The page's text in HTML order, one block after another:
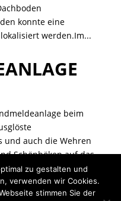
konnte eine
werden.Im...
beim
und auch die Wehren
Schönböken auf das
Nach einer
Nächste Einträge »
zu gestalten und
verwenden wir Cookies.
stimmen Sie der